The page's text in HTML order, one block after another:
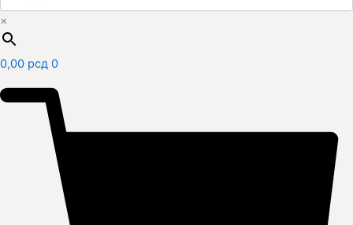
×
0,00 рсд 0